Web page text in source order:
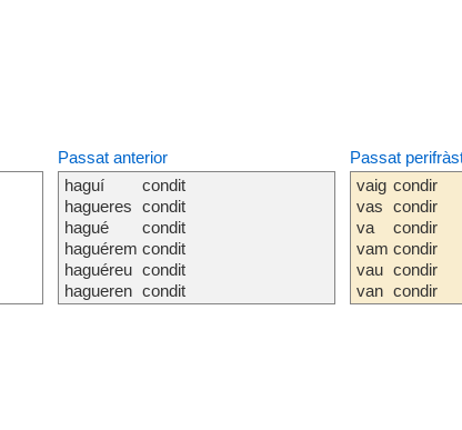
Passat anterior
haguí
hagueres
hagué
haguérem
haguéreu
hagueren
condit
condit
condit
condit
condit
condit
Passat
vaig
vas
va
vam
vau
van
condir
condir
condir
condir
condir
condir